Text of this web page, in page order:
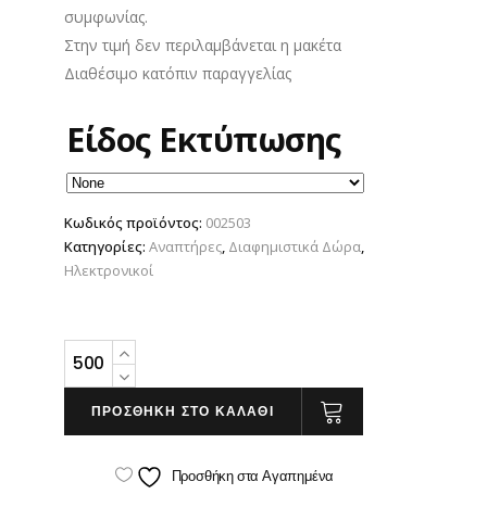
συμφωνίας.
Στην τιμή δεν περιλαμβάνεται η μακέτα
Διαθέσιμο κατόπιν παραγγελίας
Είδος Εκτύπωσης
Κωδικός προϊόντος: 002503
Κατηγορίες: Αναπτήρες Διαφημιστικά Δώρα
Ηλεκτρονικοί
Αναπτήρας
CR
ΠΡΟΣΘΗΚΗ ΣΤΟ ΚΑΛΑΘΙ
Προσθήκη στα Αγαπημένα